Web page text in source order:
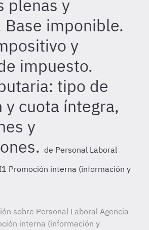
plenas y
Base imponible.
y
impuesto.
tipo de
y cuota íntegra,
y
de Personal Laboral
Promoción interna (información y
sobre Personal Laboral Agencia
interna (información y